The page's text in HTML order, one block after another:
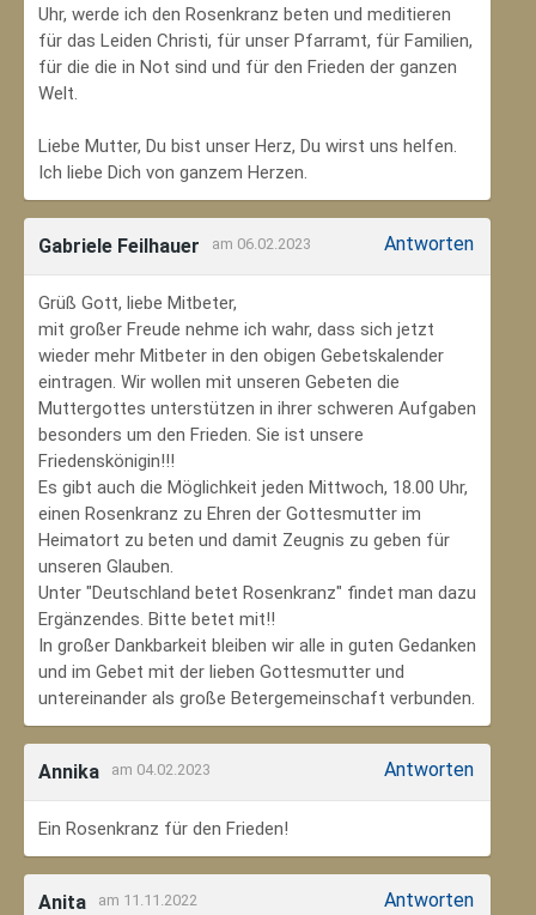
Uhr, werde ich den Rosenkranz beten und meditieren
für das Leiden Christi, für unser Pfarramt, für Familien,
für die die in Not sind und für den Frieden der ganzen
Welt.
Liebe Mutter, Du bist unser Herz, Du wirst uns helfen.
Ich liebe Dich von ganzem Herzen.
Gabriele Feilhauer am 06.02.2023 Antworten
Grüß Gott, liebe Mitbeter,
mit großer Freude nehme ich wahr, dass sich jetzt
wieder mehr Mitbeter in den obigen Gebetskalender
eintragen. Wir wollen mit unseren Gebeten die
Muttergottes unterstützen in ihrer schweren Aufgaben
besonders um den Frieden. Sie ist unsere
Friedenskönigin!!!
Es gibt auch die Möglichkeit jeden Mittwoch, 18.00 Uhr,
einen Rosenkranz zu Ehren der Gottesmutter im
Heimatort zu beten und damit Zeugnis zu geben für
unseren Glauben.
Unter "Deutschland betet Rosenkranz" findet man dazu
Ergänzendes. Bitte betet mit!!
In großer Dankbarkeit bleiben wir alle in guten Gedanken
und im Gebet mit der lieben Gottesmutter und
untereinander als große Betergemeinschaft verbunden.
Annika am 04.02.2023 Antworten
Ein Rosenkranz für den Frieden!
Anita am 11.11.2022 Antworten